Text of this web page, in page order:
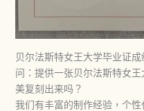
贝尔法斯特女王大学毕业证
问：提供一张贝尔法斯特女
美复刻出来吗？
我们有丰富的制作经验，个